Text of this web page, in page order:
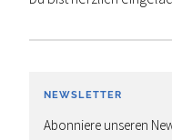
NEWSLETTER
Abonniere unseren